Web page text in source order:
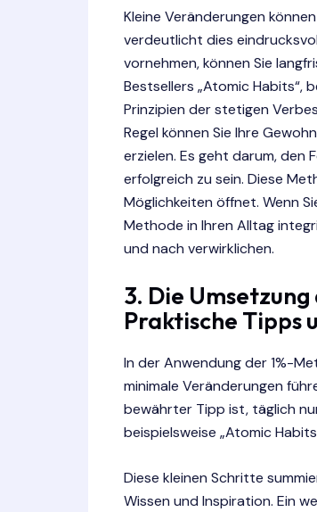
Kleine Veränderungen
verdeutlicht dies
vornehmen, können Sie
Bestsellers „Atomic Habits“,
Prinzipien der stetigen
Regel können Sie Ihre
erzielen. Es geht darum, den
erfolgreich zu sein. Diese
Möglichkeiten öffnet. Wenn
Methode in Ihren Alltag
und nach verwirklichen.
3. Die
Praktische Tipps
In der Anwendung der 1%-
minimale Veränderungen
bewährter Tipp ist, täglich
beispielsweise „Atomic
Diese kleinen Schritte
Wissen und Inspiration. Ein